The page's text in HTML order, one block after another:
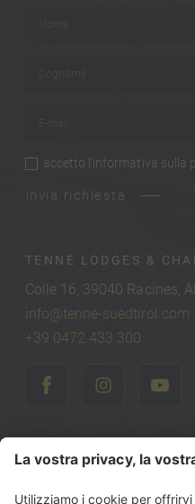
privacy
accetto l’informativa sulla
invia richiesta
TENNE LODGES &
Colle 16, 39040 Racines,
info@tenne-suedtirol.com
+39 0472 433 300